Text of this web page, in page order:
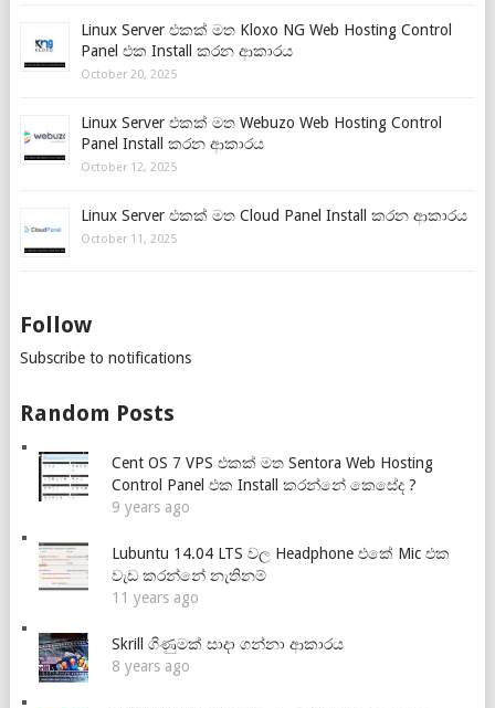
Linux Server එකක් මත Kloxo NG Web Hosting Control
Panel එක Install කරන ආකාරය
October 20, 2025
Linux Server එකක් මත Webuzo Web Hosting Control
Panel Install කරන ආකාරය
October 12, 2025
Linux Server එකක් මත Cloud Panel Install කරන ආකාරය
October 11, 2025
Follow
Subscribe to notifications
Random Posts
Cent OS 7 VPS එකක් මත Sentora Web Hosting
Control Panel එක Install කරන්නේ කෙසේද ?
9 years ago
Lubuntu 14.04 LTS වල Headphone එකේ Mic එක
වැඩ කරන්නේ නැතිනම්
11 years ago
Skrill ගිණුමක් සාදා ගන්නා ආකාරය
8 years ago